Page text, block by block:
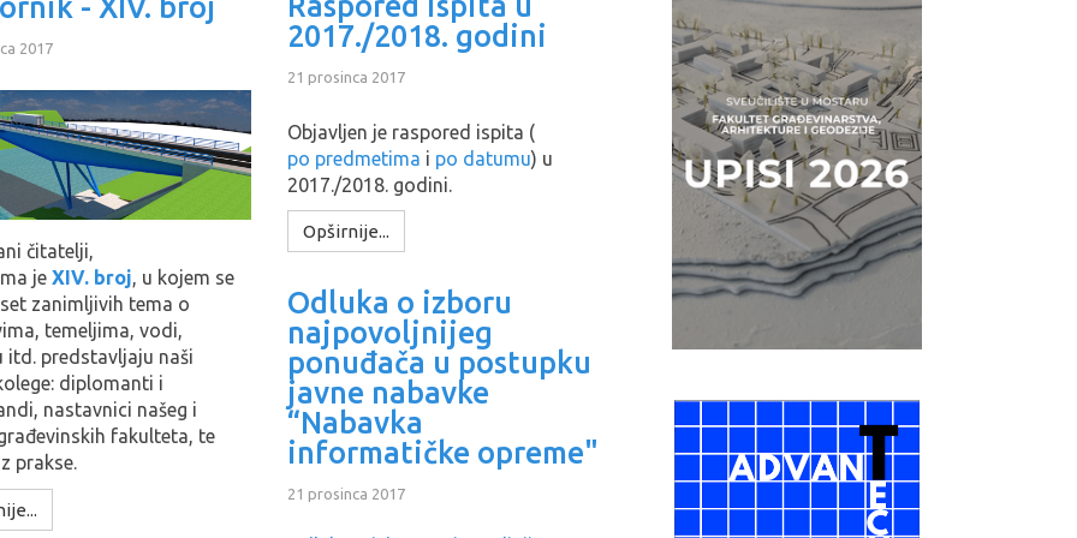
- XIV. broj
2017
čitatelji,
jeXIV. broj, u kojem se
zanimljivih tema o
temeljima, vodi,
itd. predstavljaju naši
diplomanti i
nastavnici našeg i
fakulteta, te
prakse.
2017./2018. godini
21 prosinca 2017
Objavljen je raspored ispita (
po predmetima i po datumu) u
2017./2018. godini.
Opširnije...
Odluka o izboru
najpovoljnijeg
ponuđača u postupku
javne nabavke
“Nabavka
informatičke opreme"
21 prosinca 2017